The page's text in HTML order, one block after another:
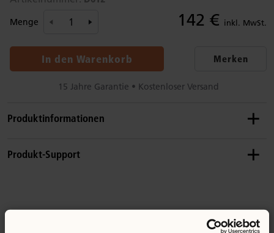
Menge 142 € inkl. MwSt.
In den Warenkorb Merken
15 Jahre Garantie • Kostenloser Versand
Produktinformationen
Besteht aus zwei Minibussen, zwei Autos und sechs
Produkt-Support
Das könnte Sie interessieren ...